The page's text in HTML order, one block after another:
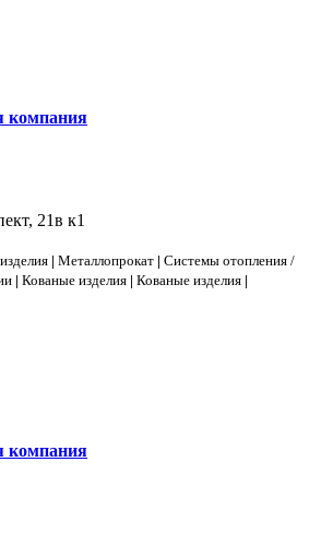
компания
21в к1
| Металлопрокат | Системы отопления /
| Кованые изделия | Кованые изделия |
компания